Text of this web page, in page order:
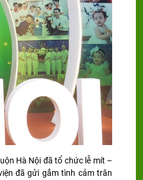
Hà Nội đã tổ chức lễ mít –
đã gửi gắm tình cảm trân